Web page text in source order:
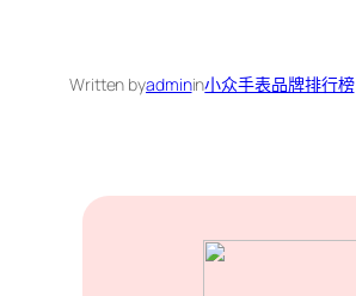
Written byadminin小众手表品牌排行榜